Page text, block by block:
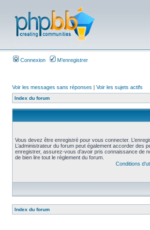
Connexion M’enregistrer
Voir les messages sans réponses | Voir les sujets actifs
Index du forum
Vous devez être enregistré pour vous connecter.
L’administrateur du forum peut également accorder des
enregistrer, assurez-vous d’avoir pris connaissance de
de bien lire tout le règlement du forum.
Conditions
Index du forum